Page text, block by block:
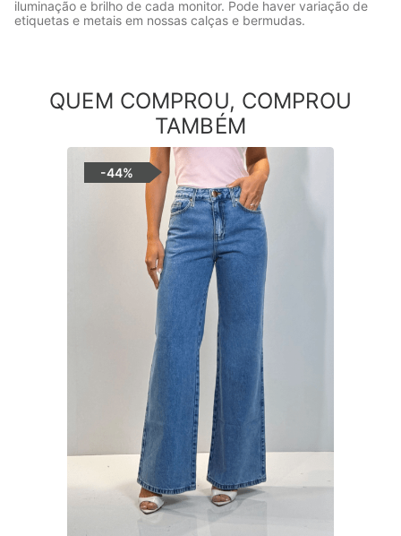
iluminação e brilho de cada monitor. Pode haver variação de
etiquetas e metais em nossas calças e bermudas.
QUEM COMPROU, COMPROU
TAMBÉM
-44%